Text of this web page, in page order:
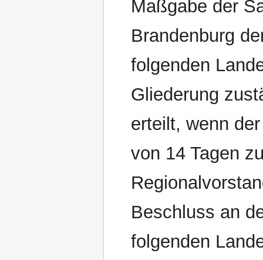
Maßgabe der
Brandenburg
folgenden
Gliederung
erteilt, wenn
von 14 Tagen
Beschluss an
folgenden